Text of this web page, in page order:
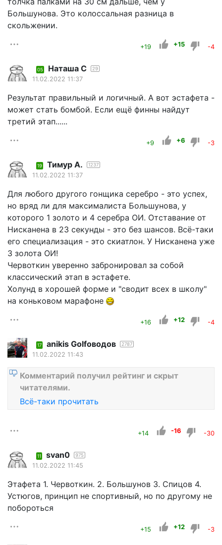
Большунова. Это колоссальная разница в
скольжении.
+19 +15 -4
05 Наташа С 29
11.02.2022 11:37
Результат правильный и логичный. А вот эстафета -
может стать бомбой. Если ещё финны найдут
третий этап......
+9 +6 -3
19 Тимур А. 1237
11.02.2022 11:37
Для любого другого гонщика серебро - это успех,
но вряд ли для максималиста Большунова, у
которого 1 золото и 4 серебра ОИ. Отставание от
Нисканена в 23 секунды - это без шансов. Всё-таки
его специализация - это скиатлон. У Нисканена уже
3 золота ОИ!
Червоткин уверенно забронировал за собой
классический этап в эстафете.
Холунд в хорошей форме и "сводит всех в школу"
на коньковом марафоне
+16 +12 -4
17 anikis Golfоводов 2787
11.02.2022 11:43
Комментарий получил рейтинг и скрыт
читателями.
Всё-таки прочитать
+14 -16 -30
11 svan0 975
11.02.2022 11:45
Этафета 1. Червоткин. 2. Большунов 3. Спицов 4.
Устюгов, принцип не спортивный, но по другому не
побороться
+15 +12 -3